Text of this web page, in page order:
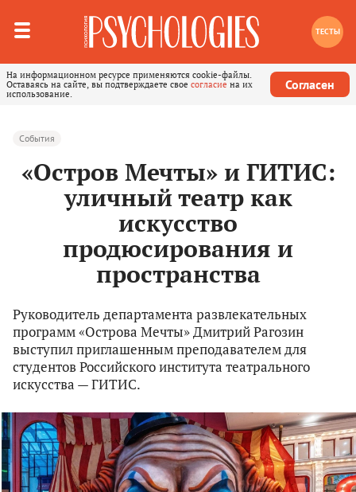
ТЕСТЫ
На информационном ресурсе применяются cookie-файлы.
Оставаясь на сайте, вы подтверждаете свое согласие на их
использование.
Согласен
События
«Остров Мечты» и ГИТИС:
уличный театр как
искусство
продюсирования и
пространства
Руководитель департамента развлекательных
программ «Острова Мечты» Дмитрий Рагозин
выступил приглашенным преподавателем для
студентов Российского института театрального
искусства — ГИТИС.